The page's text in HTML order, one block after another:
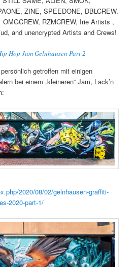
ZINE, SPEEDONE, DBLCREW,
RZMCREW, Irie Artists ,
and unencrypted Artists and Crews!
Hop Jam Gelnhausen Part 2
getroffen mit einigen
bei einem „kleineren“ Jam, Lack’n
2020/08/02/gelnhausen-graffiti-
2020-part-1/